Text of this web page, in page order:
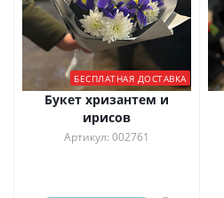
БЕСПЛАТНАЯ ДОСТАВКА
Букет хризантем и
ирисов
Артикул: 002761